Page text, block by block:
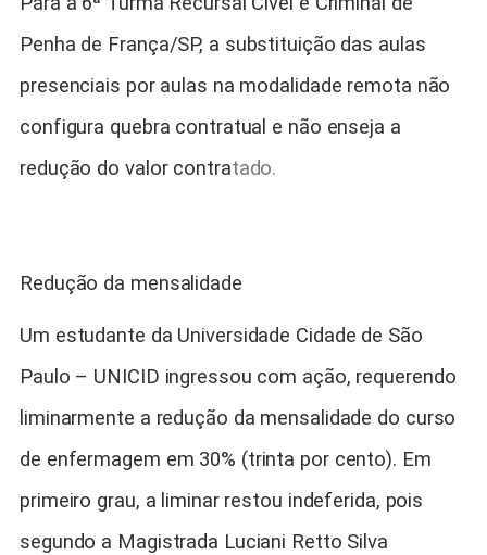
Penha de França/SP, a substituição das aulas
presenciais por aulas na modalidade remota não
configura quebra contratual e não enseja a
redução do valor contratado.
Redução da mensalidade
Um estudante da Universidade Cidade de São
Paulo – UNICID ingressou com ação, requerendo
liminarmente a redução da mensalidade do curso
de enfermagem em 30% (trinta por cento). Em
primeiro grau, a liminar restou indeferida, pois
segundo a Magistrada Luciani Retto Silva